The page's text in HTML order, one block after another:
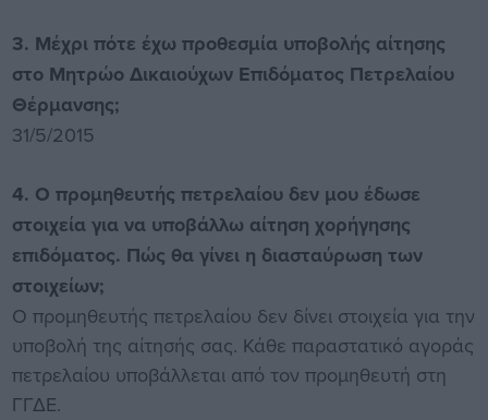
3. Μέχρι πότε έχω προθεσμία υποβολής αίτησης
στο Μητρώο Δικαιούχων Επιδόματος Πετρελαίου
Θέρμανσης;
31/5/2015
4. O προμηθευτής πετρελαίου δεν μου έδωσε
στοιχεία για να υποβάλλω αίτηση χορήγησης
επιδόματος. Πώς θα γίνει η διασταύρωση των
στοιχείων;
Ο προμηθευτής πετρελαίου δεν δίνει στοιχεία για την
υποβολή της αίτησής σας. Κάθε παραστατικό αγοράς
πετρελαίου υποβάλλεται από τον προμηθευτή στη
ΓΓΔΕ.